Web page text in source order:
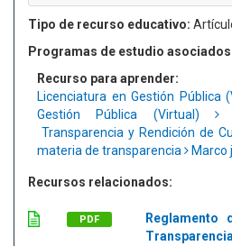
Tipo de recurso educativo:
Programas de estudio asociados
Recurso para aprender:
Licenciatura en Gestión Pública
Gestión Pública (Virtual)
Transparencia y Rendición de
materia de transparencia
Marco
Recursos relacionados:
PDF